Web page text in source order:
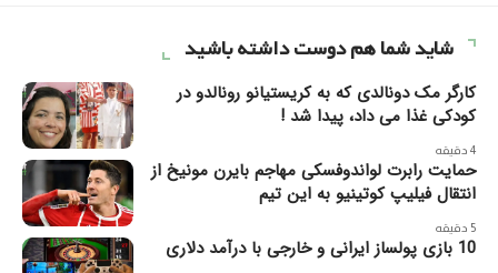
شاید شما هم دوست داشته باشید
کارگر مک دونالدی که به کریستیانو رونالدو در
کودکی غذا می داد، پیدا شد !
4 دقیقه
حمایت رابرت لواندوفسکی مهاجم بایرن مونیخ از
انتقال فیلیپ کوتینیو به این تیم
5 دقیقه
10 بازی پولساز ایرانی و خارجی با درآمد دلاری